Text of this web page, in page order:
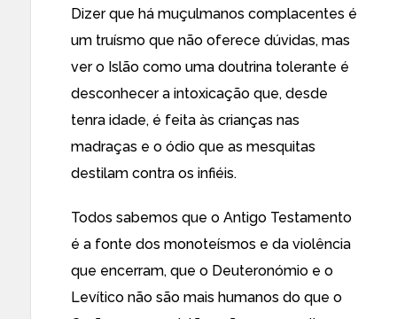
Dizer que há muçulmanos complacentes é
um truísmo que não oferece dúvidas, mas
ver o Islão como uma doutrina tolerante é
desconhecer a intoxicação que, desde
tenra idade, é feita às crianças nas
madraças e o ódio que as mesquitas
destilam contra os infiéis.
Todos sabemos que o Antigo Testamento
é a fonte dos monoteísmos e da violência
que encerram, que o Deuteronómio e o
Levítico não são mais humanos do que o